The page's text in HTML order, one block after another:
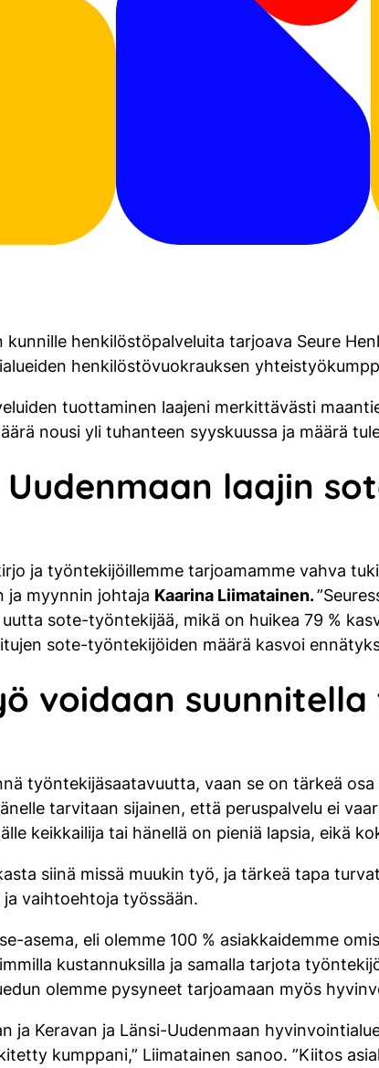
kunnille henkilöstöpalveluita tarjoava Seure
henkilöstövuokrauksen
tuottaminen laajeni merkittävästi
nousi yli tuhanteen syyskuussa ja määrä
Uudenmaan laajin
ja työntekijöillemme tarjoamamme vahva
ja myynnin johtaja Kaarina Liimatainen.
sote-työntekijää, mikä on huikea 79 %
sote-työntekijöiden määrä kasvoi
voidaan
työntekijäsaatavuutta, vaan se on tärkeä
tarvitaan sijainen, että peruspalvelu ei
keikkailija tai hänellä on pieniä lapsia, eikä
siinä missä muukin työ, ja tärkeä tapa
vaihtoehtoja työssään.
asema, eli olemme 100 % asiakkaidemme
kustannuksilla ja samalla tarjota
olemme pysyneet tarjoamaan myös
ja Keravan ja Länsi-Uudenmaan
kumppani,” Liimatainen sanoo. ”Kiitos